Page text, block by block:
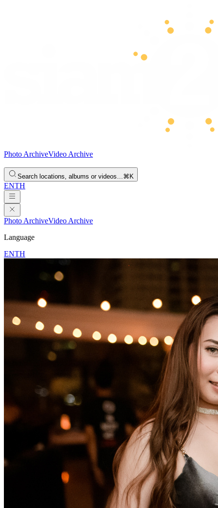
Photo ArchiveVideo Archive
Search locations, albums or videos…⌘K
ENTH
Photo ArchiveVideo Archive
Language
ENTH